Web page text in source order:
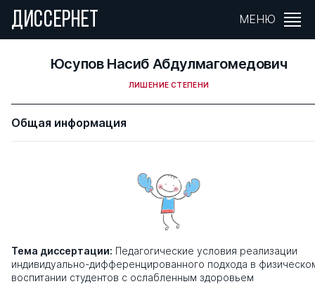
ДИССЕРНЕТ МЕНЮ
Юсупов Насиб Абдулмагомедович
ЛИШЕНИЕ СТЕПЕНИ
Общая информация
Тема диссертации: Педагогические условия реализации
индивидуально-дифференцированного подхода в
воспитании студентов с ослабленным здоровьем